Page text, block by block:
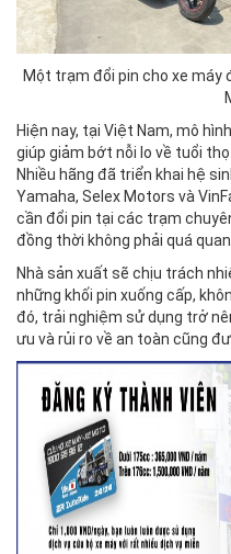
Một trạm đổi pin cho xe máy
Hiện nay, tại Việt Nam, mô
giúp giảm bớt nỗi lo về tuổi
Nhiều hãng đã triển khai hệ
Yamaha, Selex Motors và
cần đổi pin tại các trạm
đồng thời không phải quá
Nhà sản xuất sẽ chịu trách
những khối pin xuống cấp,
đó, trải nghiệm sử dụng trở
ưu và rủi ro về an toàn cũng